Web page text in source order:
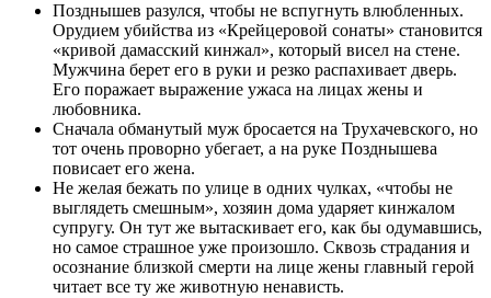
Позднышев разулся, чтобы не вспугнуть влюбленных.
Орудием убийства из «Крейцеровой сонаты» становится
«кривой дамасский кинжал», который висел на стене.
Мужчина берет его в руки и резко распахивает дверь.
Его поражает выражение ужаса на лицах жены и
любовника.
Сначала обманутый муж бросается на Трухачевского, но
тот очень проворно убегает, а на руке Позднышева
повисает его жена.
Не желая бежать по улице в одних чулках, «чтобы не
выглядеть смешным», хозяин дома ударяет кинжалом
супругу. Он тут же вытаскивает его, как бы одумавшись,
но самое страшное уже произошло. Сквозь страдания и
осознание близкой смерти на лице жены главный герой
читает все ту же животную ненависть.